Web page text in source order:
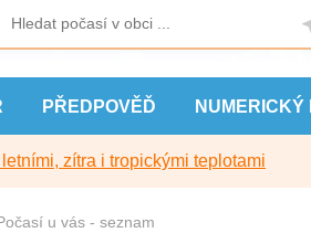
PŘEDPOVĚĎ NUMERICKÝ
zítra i tropickými teplotami
u vás - seznam